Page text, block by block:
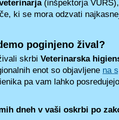
(inšpektorja
ki se mora odzvati
poginjeno žival?
skrbi Veterinarska
enot so objavljene na
pa vam lahko
dneh v vaši oskrbi po